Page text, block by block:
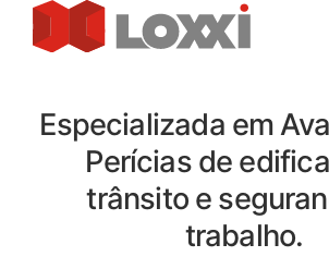
Especializada em
Perícias de
trânsito e
trabalho.